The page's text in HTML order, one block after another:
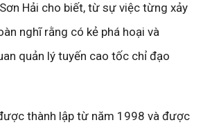
Hải cho biết, từ sự việc từng xảy
nghĩ rằng có kẻ phá hoại và
quản lý tuyến cao tốc chỉ đạo
thành lập từ năm 1998 và được